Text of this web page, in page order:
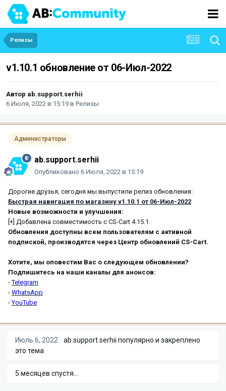
Релизы
v1.10.1 обновление от 06-Июл-2022
Автор ab.support.serhii
6 Июля, 2022 в 15:19 в Релизы
Администраторы
ab.support.serhii
Опубликовано 6 Июля, 2022 в 15:19
Дорогие друзья, сегодня мы выпустили релиз обновления:
Быстрая навигация по магазину v1.10.1 от 06-Июл-2022
Новые возможности и улучшения:
[+] Добавлена совместимость с CS-Cart 4.15.1.
Обновления доступны всем пользователям с активной
подпиской, производятся через Центр обновлений CS-Cart.
Хотите, мы оповестим Вас о следующем обновлении?
Подпишитесь на наши каналы для анонсов:
-Telegram
- WhatsApp
-YouTube
Июль 6, 2022 ab.support.serhii популярно и закреплено
это тема
5 месяцев спустя...